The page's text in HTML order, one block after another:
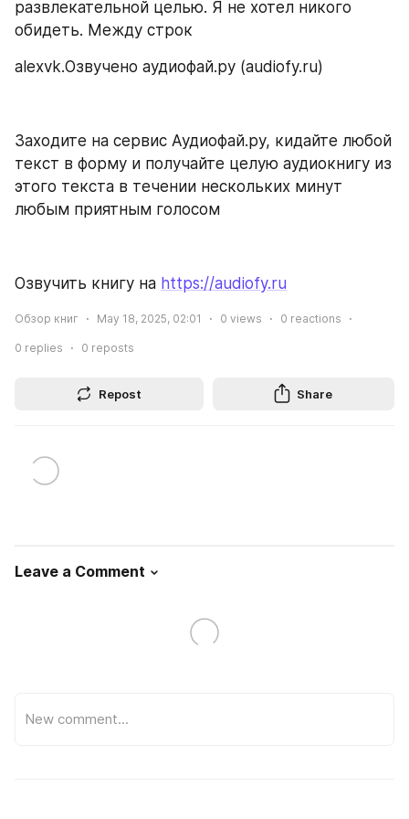
развлекательной целью. Я не хотел никого
обидеть. Между строк
alexvk.Озвучено аудиофай.ру (audiofy.ru)
Заходите на сервис Аудиофай.ру, кидайте любой
текст в форму и получайте целую аудиокнигу из
этого текста в течении нескольких минут
любым приятным голосом
Озвучить книгу на https://audiofy.ru
Обзор книг May 18, 2025, 02:01 0 views 0 reactions
0 replies 0 reposts
Repost Share
Leave a Comment